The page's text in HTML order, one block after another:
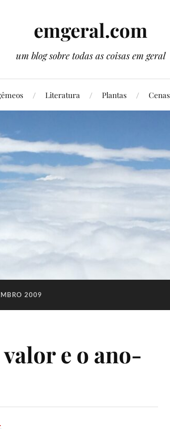
emgeral.com
um blog sobre todas as coisas em geral
Literatura Plantas Cenas
2009
e o ano-